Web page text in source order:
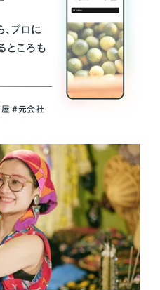
プロに
ところも
＃元会社